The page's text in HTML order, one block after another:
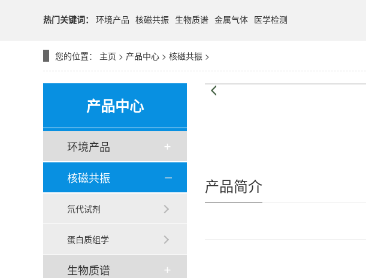
热门关键词： 环境产品 核磁共振 生物质谱 金属气体 医学检测
您的位置： 主页 > 产品中心 > 核磁共振 >
产品中心
环境产品
核磁共振
氘代试剂
蛋白质组学
生物质谱
产品简介